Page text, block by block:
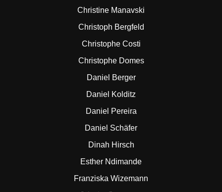
Christine Manavski
Christoph Bergfeld
Christophe Costi
Christophe Domes
Daniel Berger
Daniel Kolditz
Daniel Pereira
Daniel Schäfer
Dinah Hirsch
Esther Ndimande
Franziska Wizemann